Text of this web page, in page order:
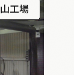
工場